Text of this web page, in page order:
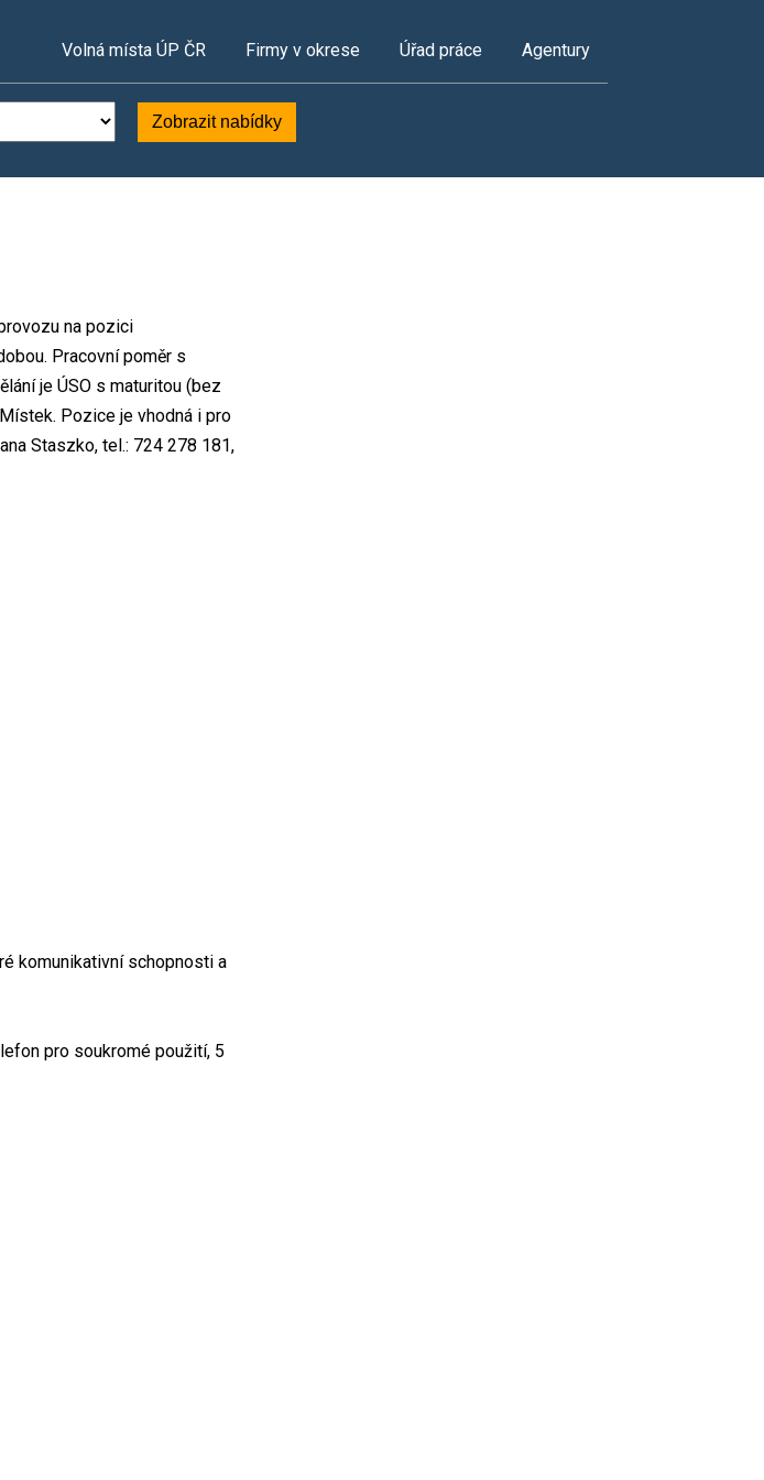
Volná místa ÚP ČR Firmy v okrese Úřad práce Agentury
Zobrazit nabídky
na pozici
Pracovní poměr s
je ÚSO s maturitou (bez
Pozice je vhodná i pro
Staszko, tel.: 724 278 181,
komunikativní schopnosti a
pro soukromé použití, 5